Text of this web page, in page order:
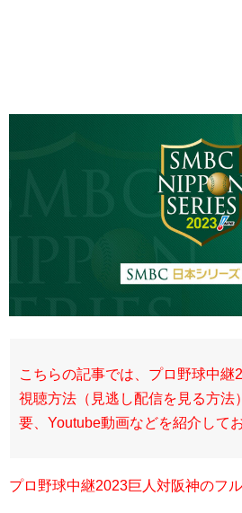
こちらの記事では、プロ野球中継
視聴方法（見逃し配信を見る方法
要、Youtube動画などを紹介して
プロ野球中継2023巨人対阪神のフ